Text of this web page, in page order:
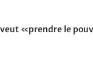
veut «prendre le